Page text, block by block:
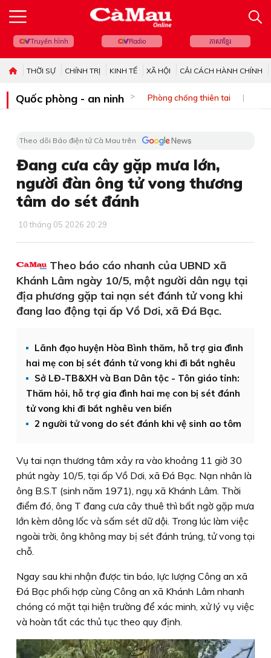
Truyền hình Radio ភាសាខ្មែរ
THỜI SỰ CHÍNH TRỊ KINH TẾ XÃ HỘI CẢI CÁCH HÀNH CHÍNH
Quốc phòng - an ninh Phòng chống thiên tai
Theo dõi Báo điện tử Cà Mau trên
Đang cưa cây gặp mưa lớn,
người đàn ông tử vong thương
tâm do sét đánh
10 tháng 05 2026 20:29
Theo báo cáo nhanh của UBND xã
Khánh Lâm ngày 10/5, một người dân ngụ tại
địa phương gặp tai nạn sét đánh tử vong khi
đang lao động tại ấp Vồ Dơi, xã Đá Bạc.
Lãnh đạo huyện Hòa Bình thăm, hỗ trợ gia đình
hai mẹ con bị sét đánh tử vong khi đi bắt nghêu
Sở LĐ-TB&XH và Ban Dân tộc - Tôn giáo tỉnh:​
Thăm hỏi, hỗ trợ gia đình hai mẹ con bị sét đánh
tử vong khi đi bắt nghêu ven biển
2 người tử vong do sét đánh khi vệ sinh ao tôm
Vụ tai nạn thương tâm xảy ra vào khoảng 11 giờ 30
phút ngày 10/5, tại ấp Vồ Dơi, xã Đá Bạc. Nạn nhân là
ông B.S.T (sinh năm 1971), ngụ xã Khánh Lâm. Thời
điểm đó, ông T đang cưa cây thuê thì bất ngờ gặp mưa
lớn kèm dông lốc và sấm sét dữ dội. Trong lúc làm việc
ngoài trời, ông không may bị sét đánh trúng, tử vong tại
chỗ.
Ngay sau khi nhận được tin báo, lực lượng Công an xã
Đá Bạc phối hợp cùng Công an xã Khánh Lâm nhanh
chóng có mặt tại hiện trường để xác minh, xử lý vụ việc
và hoàn tất các thủ tục theo quy định.